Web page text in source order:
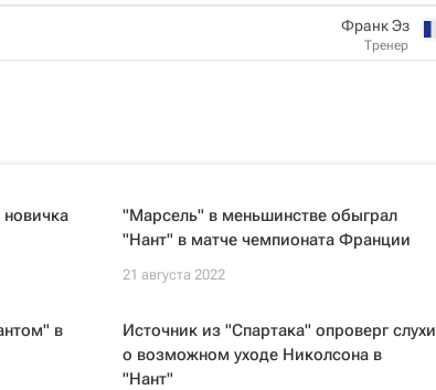
Франк Эз
Тренер
"Марсель" в меньшинстве обыграл
"Нант" в матче чемпионата Франции
21 августа 2022
в
Источник из "Спартака" опроверг слухи
о возможном уходе Николсона в
"Нант"